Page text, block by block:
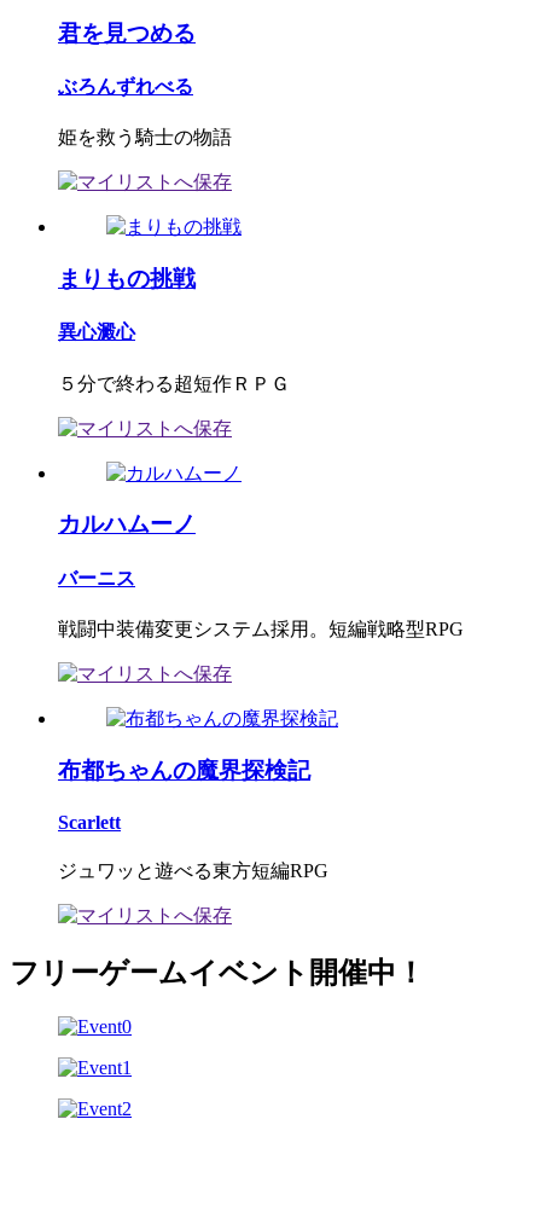
君を見つめる
ぶろんずれべる
姫を救う騎士の物語
まりもの挑戦
異心澱心
５分で終わる超短作ＲＰＧ
カルハムーノ
バーニス
戦闘中装備変更システム採用。短編戦略型RPG
布都ちゃんの魔界探検記
Scarlett
ジュワッと遊べる東方短編RPG
フリーゲームイベント開催中！